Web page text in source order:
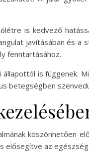
is kedvező
javításában és a
fenntartásához.
is függenek.
betegségben
köszönhetően
elősegítve az